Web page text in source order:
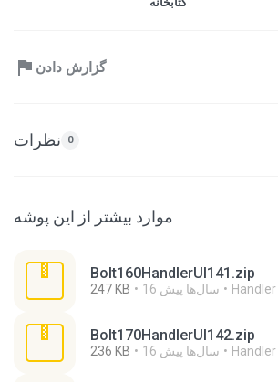
گزارش دادن
نظرات 0
موارد بیشتر از این پوشه
Bolt160HandlerUI141.zip
247 KB 16 سال‌ها پیش Handler
Bolt170HandlerUI142.zip
236 KB 16 سال‌ها پیش Handler